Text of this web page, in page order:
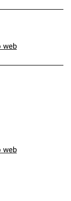
web
web